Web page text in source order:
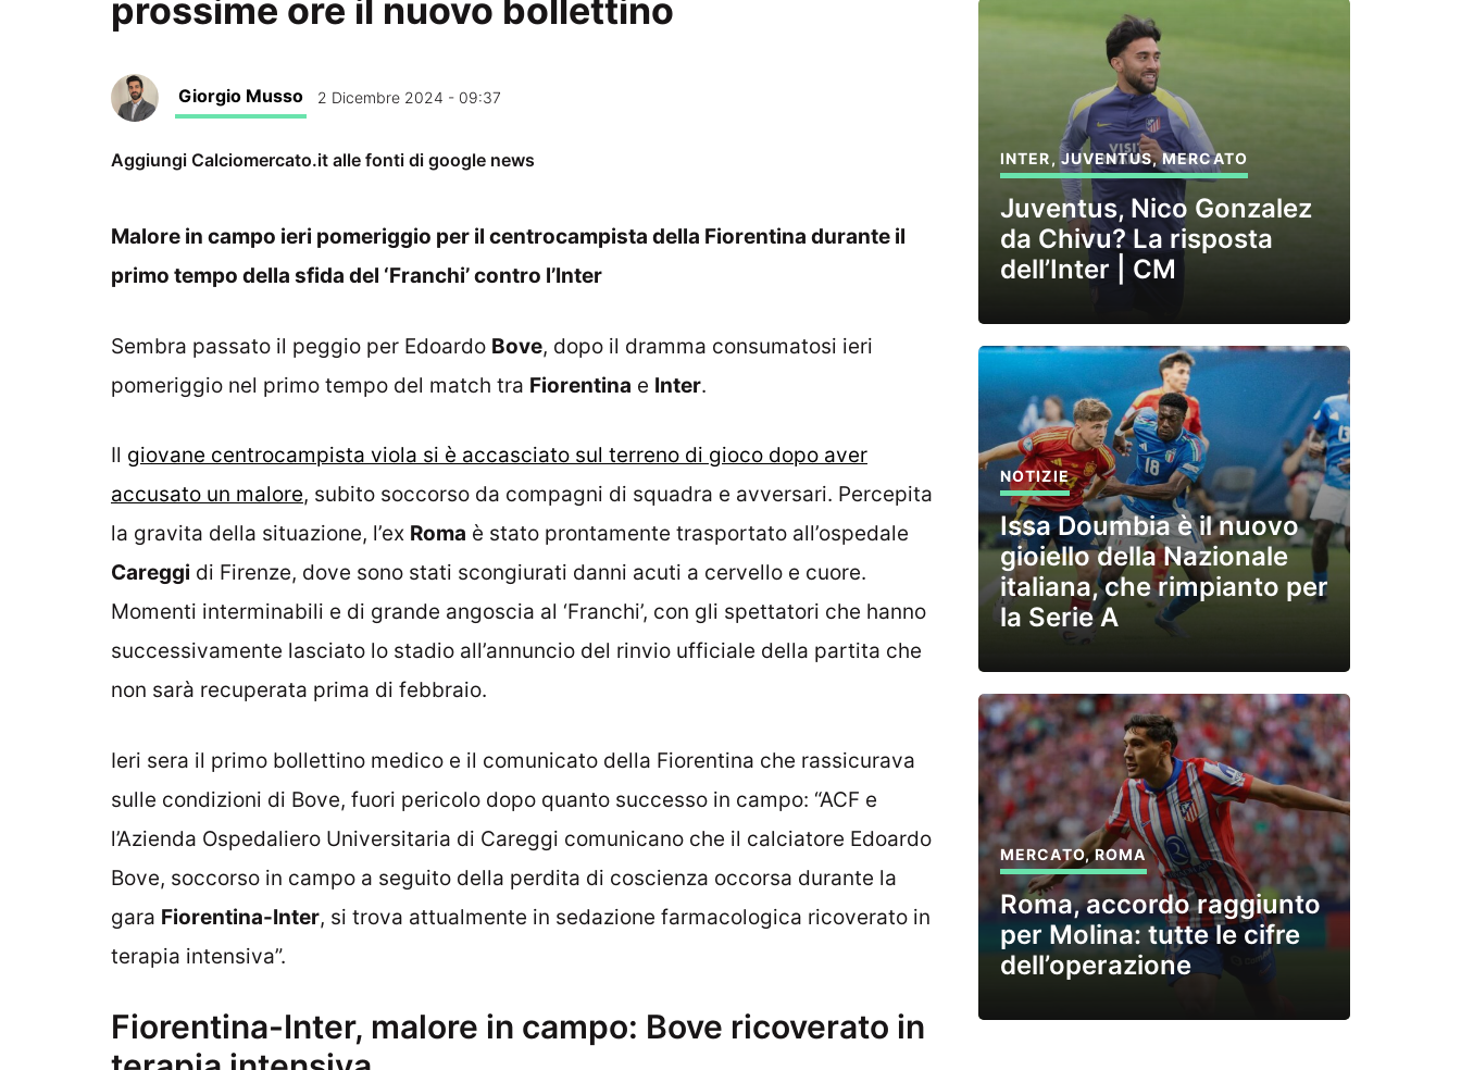
prossime ore il nuovo bollettino
Giorgio Musso 2 Dicembre 2024 - 09:37
Aggiungi Calciomercato.it alle fonti di google news
Malore in campo ieri pomeriggio per il centrocampista della Fiorentina durante il
primo tempo della sfida del ‘Franchi’ contro l’Inter
Sembra passato il peggio per Edoardo Bove, dopo il dramma consumatosi ieri
pomeriggio nel primo tempo del match tra Fiorentina e Inter.
Il giovane centrocampista viola si è accasciato sul terreno di gioco dopo aver
accusato un malore, subito soccorso da compagni di squadra e avversari. Percepita
la gravita della situazione, l’ex Roma è stato prontamente trasportato all’ospedale
Careggi di Firenze, dove sono stati scongiurati danni acuti a cervello e cuore.
Momenti interminabili e di grande angoscia al ‘Franchi’, con gli spettatori che hanno
successivamente lasciato lo stadio all’annuncio del rinvio ufficiale della partita che
non sarà recuperata prima di febbraio.
Ieri sera il primo bollettino medico e il comunicato della Fiorentina che rassicurava
sulle condizioni di Bove, fuori pericolo dopo quanto successo in campo: “ACF e
l’Azienda Ospedaliero Universitaria di Careggi comunicano che il calciatore Edoardo
Bove, soccorso in campo a seguito della perdita di coscienza occorsa durante la
gara Fiorentina-Inter, si trova attualmente in sedazione farmacologica ricoverato in
terapia intensiva”.
Fiorentina-Inter, malore in campo: Bove ricoverato in
INTER, JUVENTUS,MERCATO
Juventus, Nico Gonzalez
da Chivu? La risposta
dell’Inter | CM
NOTIZIE
Issa Doumbia è il nuovo
gioiello della Nazionale
italiana, che rimpianto per
la Serie A
MERCATO,ROMA
Roma, accordo raggiunto
per Molina: tutte le cifre
dell’operazione